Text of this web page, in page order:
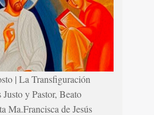
| La Transfiguración
Justo y Pastor, Beato
Ma.Francisca de Jesús